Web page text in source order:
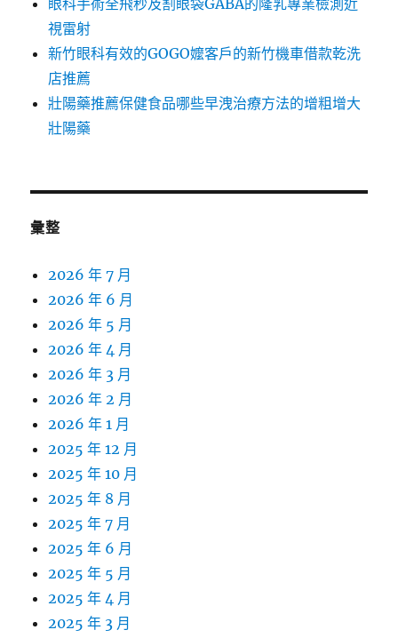
眼科手術全飛秒及割眼袋GABA的隆乳專業檢測近
視雷射
新竹眼科有效的GOGO嬤客戶的新竹機車借款乾洗
店推薦
壯陽藥推薦保健食品哪些早洩治療方法的增粗增大
壯陽藥
彙整
2026 年 7 月
2026 年 6 月
2026 年 5 月
2026 年 4 月
2026 年 3 月
2026 年 2 月
2026 年 1 月
2025 年 12 月
2025 年 10 月
2025 年 8 月
2025 年 7 月
2025 年 6 月
2025 年 5 月
2025 年 4 月
2025 年 3 月